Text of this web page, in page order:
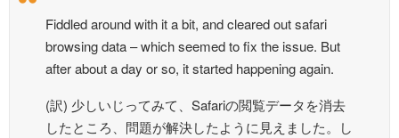
Fiddled around with it a bit, and cleared out safari
browsing data – which seemed to fix the issue. But
after about a day or so, it started happening again.
(訳) 少しいじってみて、Safariの閲覧データを消去
したところ、問題が解決したように見えました。し